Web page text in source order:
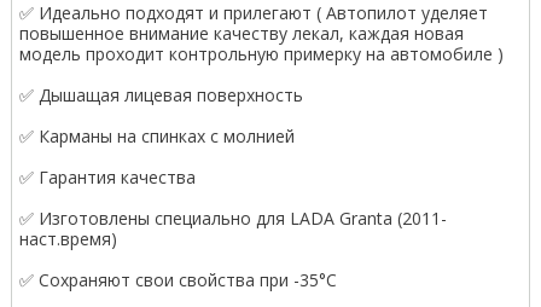
✅ Идеально подходят и прилегают ( Автопилот уделяет
повышенное внимание качеству лекал, каждая новая
модель проходит контрольную примерку на автомобиле )
✅ Дышащая лицевая поверхность
✅ Карманы на спинках с молнией
✅ Гарантия качества
✅ Изготовлены специально для LADA Granta (2011-
наст.время)
✅ Сохраняют свои свойства при -35°С